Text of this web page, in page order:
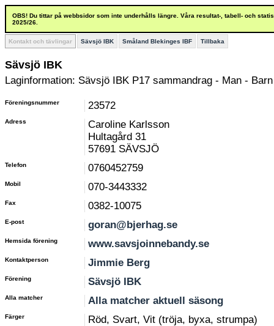
OBS! Du tittar på webbsidor som inte underhålls längre. Våra resultat-, tabell- och
2025/26.
Kontakt och tävlingar Sävsjö IBK Småland Blekinges IBF Tillbaka
Sävsjö IBK
Laginformation: Sävsjö IBK P17 sammandrag - Man -
Föreningsnummer 23572
Adress
Caroline Karlsson
Hultagård 31
57691 SÄVSJÖ
Telefon 0760452759
Mobil 070-3443332
Fax 0382-10075
E-post goran@bjerhag.se
Hemsida förening www.savsjoinnebandy.se
Kontaktperson Jimmie Berg
Förening Sävsjö IBK
Alla matcher Alla matcher aktuell säsong
Färger Röd, Svart, Vit (tröja, byxa, strumpa)